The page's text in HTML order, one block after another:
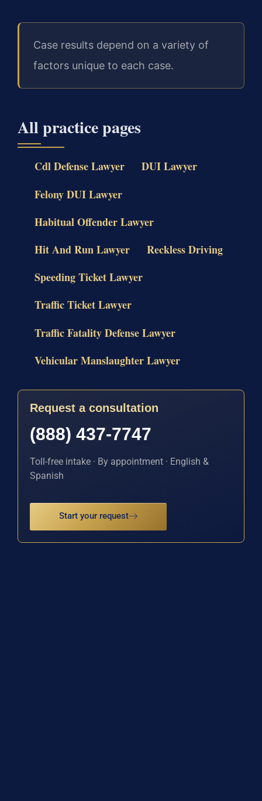
Case results depend on a variety of
factors unique to each case.
All practice pages
Cdl Defense Lawyer
DUI Lawyer
Felony DUI Lawyer
Habitual Offender Lawyer
Hit And Run Lawyer
Reckless Driving
Speeding Ticket Lawyer
Traffic Ticket Lawyer
Traffic Fatality Defense Lawyer
Vehicular Manslaughter Lawyer
Request a consultation
(888) 437-7747
Toll-free intake · By appointment · English &
Spanish
Start your request